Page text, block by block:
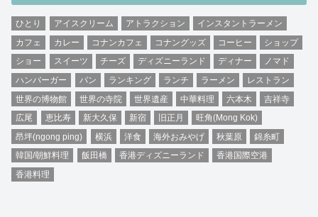
ひとり アイスクリーム アトラクション
インスタントラーメン
カフェ
カレー コナンカフェ コナングッズ コーヒー
ショップ
ショー
スイーツ チーズ ディズニーランド ディナー
ノマド
ハンバーガー
パン ランキング ランチ ラーメン
レストラン
世界の博物館
世界の寺院 世界遺産 中華料理 六本木
吉祥寺
広尾
恵比寿 新大久保 新宿 旧正月
旺角(Mong Kok)
昂坪(ngong ping)
横浜 洋食 海外おみやげ 秋葉原
錦糸町
韓国/朝鮮料理
飯田橋 香港ディズニーランド
香港国際空港
香港料理